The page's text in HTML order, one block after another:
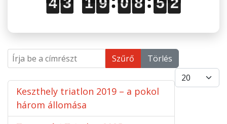
Írja be a címrészt Szűrő Törlés
Tételek #
Keszthely triatlon 2019 – a pokol
három állomása